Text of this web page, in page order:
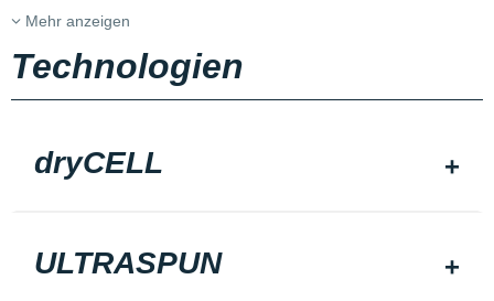
Mehr anzeigen
Technologien
dryCELL
ULTRASPUN